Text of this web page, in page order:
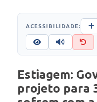
ACESSIBILIDADE:
Estiagem:
projeto para